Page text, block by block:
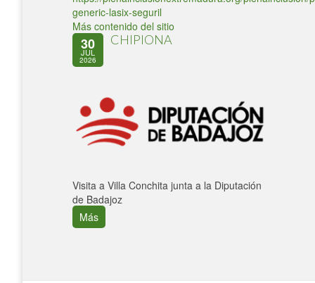
generic-lasix-seguril
Más contenido del sitio
30
JUL
2026
CHIPIONA
Visita a Villa Conchita junta a la Diputación
de Badajoz
Más